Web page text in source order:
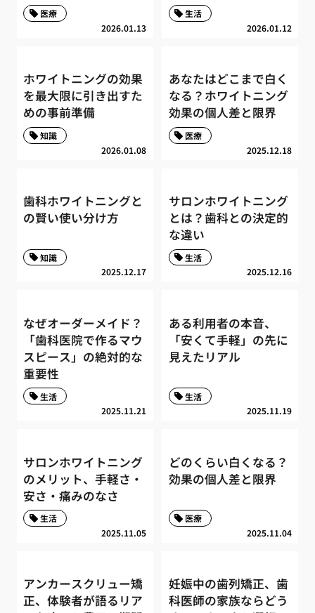
2026.01.13
医療
2026.01.12
生活
ホワイトニングの効果
を最大限に引き出すた
めの事前準備
2026.01.08
知識
あなたはどこまで白く
なる？ホワイトニング
効果の個人差と限界
2025.12.18
医療
歯科ホワイトニングと
の賢い使い分け方
2025.12.17
知識
サロンホワイトニング
とは？歯科との決定的
な違い
2025.12.16
生活
なぜオーダーメイド？
「歯科医院で作るマウ
スピース」の絶対的な
重要性
2025.11.21
生活
ある利用者の本音、
「安くて手軽」の先に
見えたリアル
2025.11.19
生活
サロンホワイトニング
のメリット、手軽さ・
安さ・痛みのなさ
2025.11.05
生活
どのくらい白くなる？
効果の個人差と限界
2025.11.04
医療
アンカースクリュー矯
正、体験者が語るリア
妊娠中の歯列矯正、歯
科医師の家族ならどう